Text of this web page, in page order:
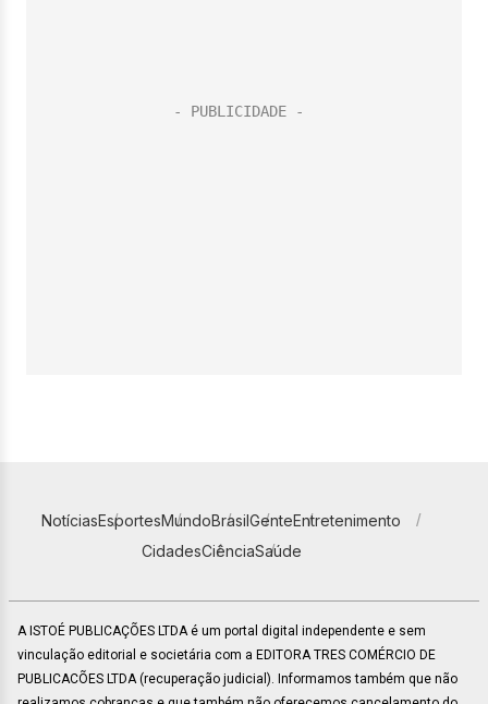
NotíciasEsportesMundoBrasilGenteEntretenimento
CidadesCiênciaSaúde
A ISTOÉ PUBLICAÇÕES LTDA é um portal digital independente e sem
vinculação editorial e societária com a EDITORA TRES COMÉRCIO DE
PUBLICACÕES LTDA (recuperação judicial). Informamos também que não